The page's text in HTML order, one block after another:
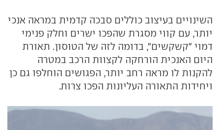
השינויים בעיצוב כוללים סבכה קדמית במראה אנכי
יותר, עם קווי מסגרת שהפכו ישרים וחלק פנימי
דמוי "קשקשים", בדומה לזה של הטוסון. תאורת
היום האנכית הורחקה לקצוות הרכב במטרה
להקנות לו מראה רחב יותר, הפגושים הוחלפו גם כן
ויחידות התאורה העליונות הפכו צרות.